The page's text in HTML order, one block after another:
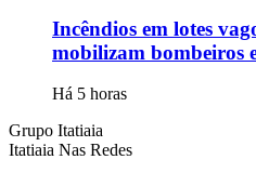
Incêndios em lotes
mobilizam bombeiros
Há 5 horas
Grupo Itatiaia
Itatiaia Nas Redes